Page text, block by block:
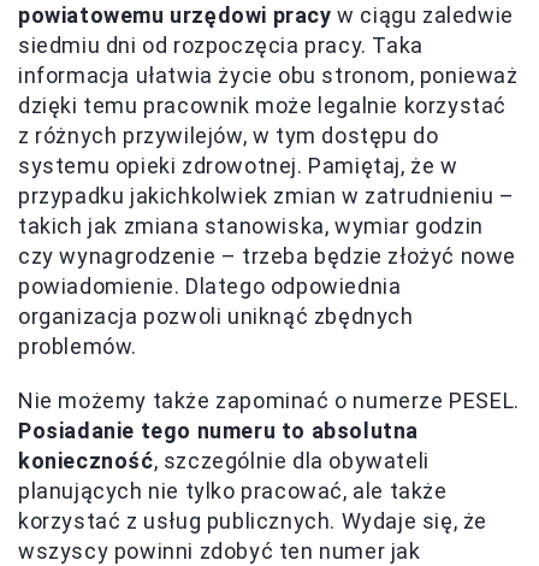
powiatowemu urzędowi pracy w ciągu zaledwie
siedmiu dni od rozpoczęcia pracy. Taka
informacja ułatwia życie obu stronom, ponieważ
dzięki temu pracownik może legalnie korzystać
z różnych przywilejów, w tym dostępu do
systemu opieki zdrowotnej. Pamiętaj, że w
przypadku jakichkolwiek zmian w zatrudnieniu –
takich jak zmiana stanowiska, wymiar godzin
czy wynagrodzenie – trzeba będzie złożyć nowe
powiadomienie. Dlatego odpowiednia
organizacja pozwoli uniknąć zbędnych
problemów.
Nie możemy także zapominać o numerze PESEL.
Posiadanie tego numeru to absolutna
konieczność, szczególnie dla obywateli
planujących nie tylko pracować, ale także
korzystać z usług publicznych. Wydaje się, że
wszyscy powinni zdobyć ten numer jak